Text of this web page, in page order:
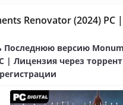
Renovator (2024) PC
Последнюю версию
| Лицензия через